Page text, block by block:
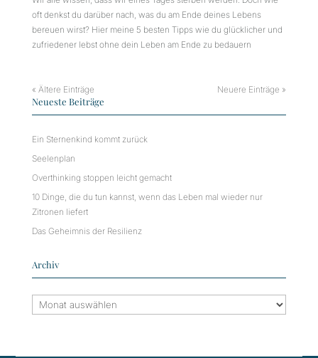
oft denkst du darüber nach, was du am Ende deines Lebens
bereuen wirst? Hier meine 5 besten Tipps wie du glücklicher und
zufriedener lebst ohne dein Leben am Ende zu bedauern
« Ältere Einträge Neuere Einträge »
Neueste Beiträge
Ein Sternenkind kommt zurück
Seelenplan
Overthinking stoppen leicht gemacht
10 Dinge, die du tun kannst, wenn das Leben mal wieder nur
Zitronen liefert
Das Geheimnis der Resilienz
Archiv
Archiv